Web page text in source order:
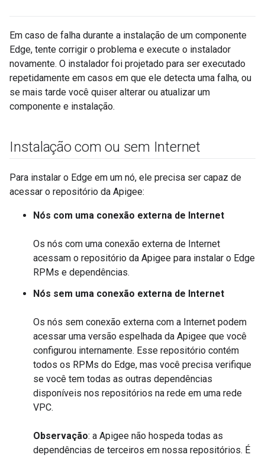
Em caso de falha durante a instalação de um componente
Edge, tente corrigir o problema e execute o instalador
novamente. O instalador foi projetado para ser executado
repetidamente em casos em que ele detecta uma falha, ou
se mais tarde você quiser alterar ou atualizar um
componente e instalação.
Instalação com ou sem Internet
Para instalar o Edge em um nó, ele precisa ser capaz de
acessar o repositório da Apigee:
Nós com uma conexão externa de Internet
Os nós com uma conexão externa de Internet
acessam o repositório da Apigee para instalar o Edge
RPMs e dependências.
Nós sem uma conexão externa de Internet
Os nós sem conexão externa com a Internet podem
acessar uma versão espelhada da Apigee que você
configurou internamente. Esse repositório contém
todos os RPMs do Edge, mas você precisa verifique
se você tem todas as outras dependências
disponíveis nos repositórios na rede em uma rede
VPC.
Observação: a Apigee não hospeda todas as
dependências de terceiros em nossa repositórios. É